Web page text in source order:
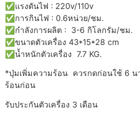
✅แรงดันไฟ : 220v/110v
✅การกินไฟ : 0.6หน่วย/ชม.
✅กำลังการผลิต : 3-6 กิโลกรัม/ชม.
✅ขนาดตัวเครื่อง 43*15*28 cm
✅น้ำหนักตัวเครื่อง 7.7 KG.
*ปุ่มเพิ่มความร้อน ควรกดก่อนใช้ 6 น
ร้อนก่อน
รับประกันตัวเครื่อง 3 เดือน